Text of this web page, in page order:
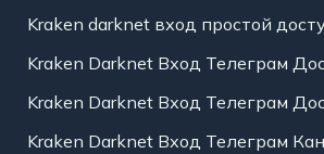
Kraken darknet вход простой
Kraken Darknet Вход Телеграм
Kraken Darknet Вход Телеграм
Kraken Darknet Вход Телеграм